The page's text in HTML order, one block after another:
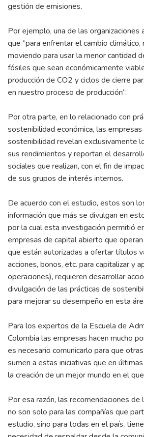
gestión de emisiones.
Por ejemplo, una de las organizaciones
que “para enfrentar el cambio
moviendo para usar la menor cantidad
fósiles que sean económicamente
producción de CO2 y ciclos de cierre
en nuestro proceso de producción”.
Por otra parte, en lo relacionado con
sostenibilidad económica, las
sostenibilidad revelan exclusivamente
sus rendimientos y reportan el
sociales que realizan, con el fin de
de sus grupos de interés internos.
De acuerdo con el estudio, estos son
información que más se divulgan en
por la cual esta investigación permitió
empresas de capital abierto que
que están autorizadas a ofertar títulos
acciones, bonos, etc. para capitalizar y
operaciones), requieren desarrollar
divulgación de las prácticas de
para mejorar su desempeño en esta
Para los expertos de la Escuela de
Colombia las empresas hacen mucho
es necesario comunicarlo para que
sumen a estas iniciativas que en
la creación de un mejor mundo en el
Por esa razón, las recomendaciones
no son solo para las compañías que
estudio, sino para todas en el país,